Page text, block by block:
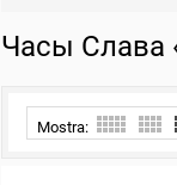
Часы Слава
Mostra: